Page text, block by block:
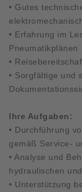
• Gutes
• Erfahrung im
Pneumatikplänen
•
• Sorgfältige und
Ihre Aufgaben:
• Durchführung
gemäß Service-
• Analyse und
hydraulischen
• Unterstützung